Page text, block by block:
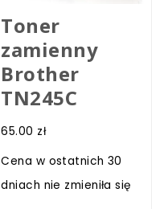
Toner
zamienny
Brother
TN245C
65.00 zł
Cena w ostatnich 30
dniach nie zmieniła się